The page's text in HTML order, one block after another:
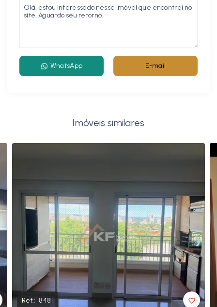
WhatsApp E-mail
Imóveis similares
Ref.: 18481